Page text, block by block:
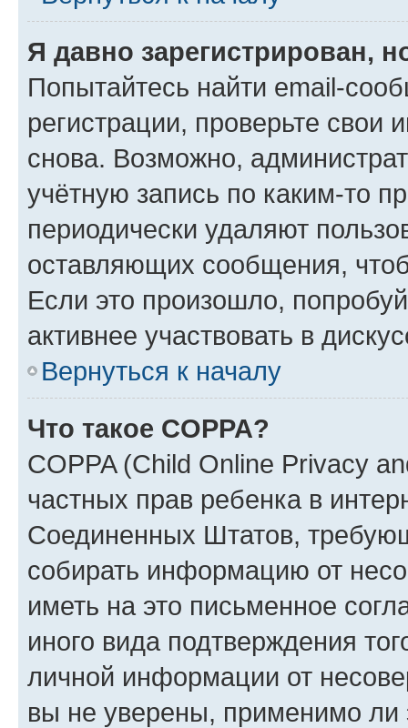
Я давно зарегистрирован,
Попытайтесь найти email-
регистрации, проверьте свои
снова. Возможно,
учётную запись по каким-то
периодически удаляют
оставляющих сообщения,
Если это произошло,
активнее участвовать в
Вернуться к началу
Что такое COPPA?
COPPA (Child Online Privacy
частных прав ребенка в
Соединенных Штатов,
собирать информацию от
иметь на это письменное
иного вида подтверждения
личной информации от
вы не уверены, применимо ли